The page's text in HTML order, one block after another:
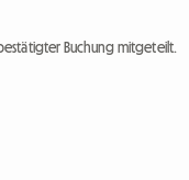
Buchung mitgeteilt.